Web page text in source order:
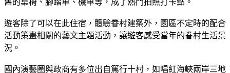
舊的桌椅、腳踏車、機車等，成了熱門拍照打卡點。
遊客除了可以在此住宿，體驗眷村建築外，園區不定時的配合
活動策畫相關的藝文主題活動，讓遊客感受當年的眷村生活景
況。
國內演藝圈與政商有多位出自篤行十村，如唱紅海峽兩岸三地